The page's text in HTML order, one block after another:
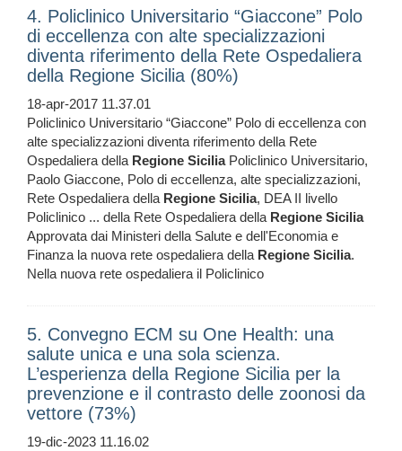
4. Policlinico Universitario “Giaccone” Polo
di eccellenza con alte specializzazioni
diventa riferimento della Rete Ospedaliera
della Regione Sicilia (80%)
18-apr-2017 11.37.01
Policlinico Universitario “Giaccone” Polo di eccellenza con
alte specializzazioni diventa riferimento della Rete
Ospedaliera della Regione SiciliaPoliclinico Universitario,
Paolo Giaccone, Polo di eccellenza, alte specializzazioni,
Rete Ospedaliera della Regione Sicilia, DEA II livello
Policlinico ... della Rete Ospedaliera della Regione Sicilia
Approvata dai Ministeri della Salute e dell'Economia e
Finanza la nuova rete ospedaliera della Regione Sicilia.
Nella nuova rete ospedaliera il Policlinico
5. Convegno ECM su One Health: una
salute unica e una sola scienza.
L’esperienza della Regione Sicilia per la
prevenzione e il contrasto delle zoonosi da
vettore (73%)
19-dic-2023 11.16.02